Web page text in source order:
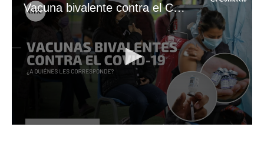
Vacuna bivalente contra el COVID-19: ¿Qué es, a quiénes les corresponde y cuáles son los requisitos?